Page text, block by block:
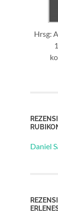
Hrsg:
Daniel